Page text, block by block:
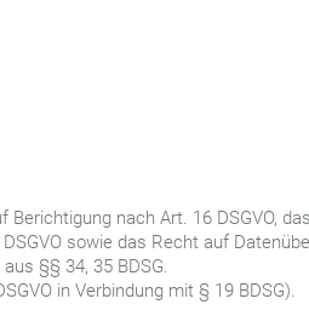
nach Art. 16 DSGVO,
sowie das Recht auf
§§ 34, 35 BDSG.
in Verbindung mit § 19 BDSG).